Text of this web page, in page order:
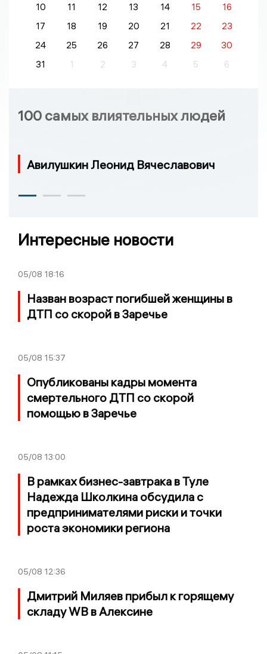
10
11 12 13 14 15
16
17
18 19 20 21 22
23
24
25 26 27 28 29
30
31
1 2 3 4 5 6
100 самых влиятельных людей
Авилушкин Леонид Вячеславович
Интересные новости
05/08 18:16
Назван возраст погибшей женщины в
ДТП со скорой в Заречье
05/08 15:37
Опубликованы кадры момента
смертельного ДТП со скорой
помощью в Заречье
05/08 13:00
В рамках бизнес-завтрака в Туле
Надежда Школкина обсудила с
предпринимателями риски и точки
роста экономики региона
05/08 12:36
Дмитрий Миляев прибыл к горящему
складу WB в Алексине